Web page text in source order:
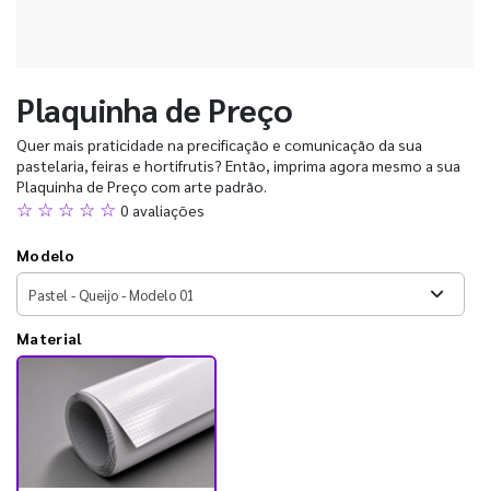
Plaquinha de Preço
Quer mais praticidade na precificação e comunicação da sua
pastelaria, feiras e hortifrutis? Então, imprima agora mesmo a sua
Plaquinha de Preço com arte padrão.
☆ ☆ ☆ ☆ ☆ 0 avaliações
Modelo
Material